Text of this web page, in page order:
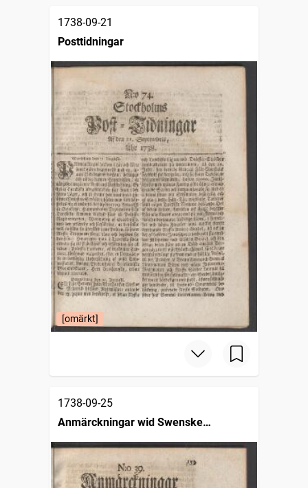
1738-09-21
Posttidningar
[omärkt]
1738-09-25
Anmärckningar wid Swenske
posttidningarne